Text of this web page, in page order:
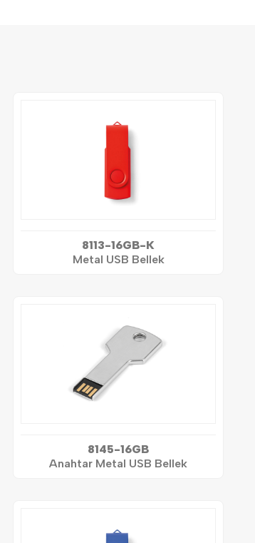
8113-16GB-K
Metal USB Bellek
8145-16GB
Anahtar Metal USB Bellek